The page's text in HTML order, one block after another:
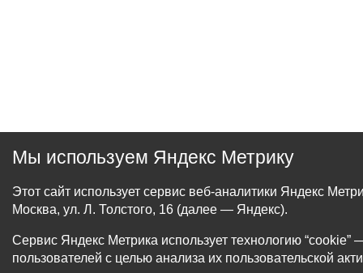
Мы используем Яндекс Метрику
Этот сайт использует сервис веб-аналитики Яндекс
Москва, ул. Л. Толстого, 16 (далее — Яндекс).
Сервис Яндекс Метрика использует технологию
пользователей с целью анализа их пользовательской